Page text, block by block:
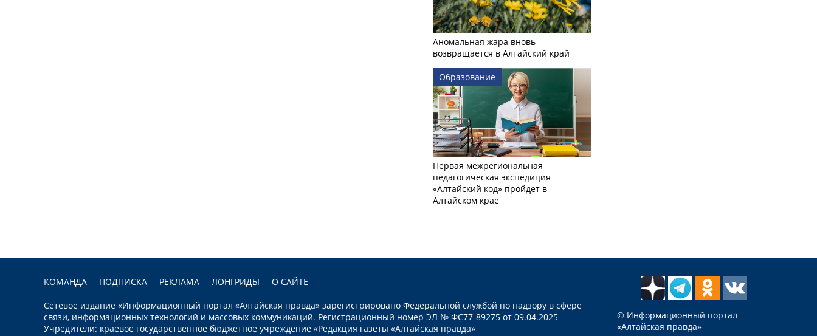
Аномальная жара вновь
возвращается в Алтайский край
Образование
Первая межрегиональная
педагогическая экспедиция
«Алтайский код» пройдет в
Алтайском крае
КОМАНДА ПОДПИСКА РЕКЛАМА ЛОНГРИДЫ О САЙТЕ
Сетевое издание «Информационный портал «Алтайская правда» зарегистрировано Федеральной службой по надзору в сфере
связи, информационных технологий и массовых коммуникаций. Регистрационный номер ЭЛ № ФС77-89275 от 09.04.2025
Учредители: краевое государственное бюджетное учреждение «Редакция газеты «Алтайская правда»
© Информационный портал
«Алтайская правда»